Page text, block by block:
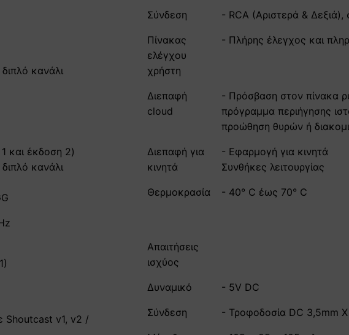
κανάλι
και έκδοση 2)
κανάλι
Shoutcast v1, v2 /
Σύνδεση - RCA (Αριστερά &
Πίνακας
ελέγχου
χρήστη
- Πλήρης έλεγχος και
Διεπαφή
cloud
- Πρόσβαση στον πίνακα
πρόγραμμα περιήγησης
προώθηση θυρών ή
Διεπαφή για
κινητά
- Εφαρμογή για κινητά
Συνθήκες λειτουργίας
Θερμοκρασία - 40° C έως 70° C
Απαιτήσεις
ισχύος
Δυναμικό - 5V DC
Σύνδεση - Τροφοδοσία DC 3,5mm X